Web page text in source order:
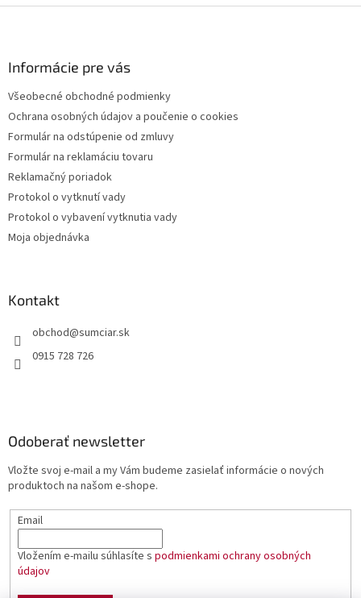
Informácie pre vás
Všeobecné obchodné podmienky
Ochrana osobných údajov a poučenie o cookies
Formulár na odstúpenie od zmluvy
Formulár na reklamáciu tovaru
Reklamačný poriadok
Protokol o vytknutí vady
Protokol o vybavení vytknutia vady
Moja objednávka
Kontakt
obchod@sumciar.sk
0915 728 726
Odoberať newsletter
Vložte svoj e-mail a my Vám budeme zasielať informácie o nových
produktoch na našom e-shope.
Email
Vložením e-mailu súhlasíte s podmienkami ochrany osobných
údajov